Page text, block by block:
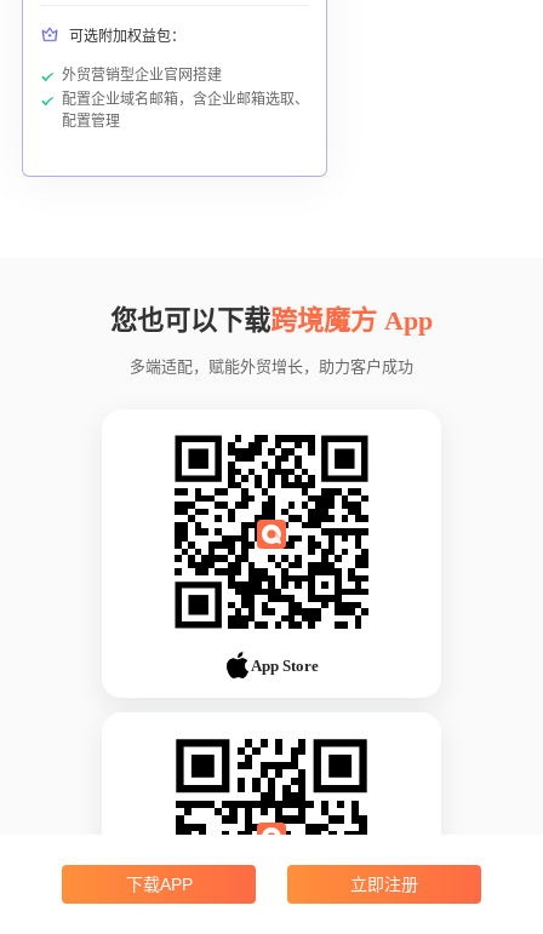
可选附加权益包：
外贸营销型企业官网搭建
配置企业域名邮箱，含企业邮箱选取、
配置管理
您也可以下载跨境魔方 App
多端适配，赋能外贸增长，助力客户成功
App Store
下载APP 立即注册